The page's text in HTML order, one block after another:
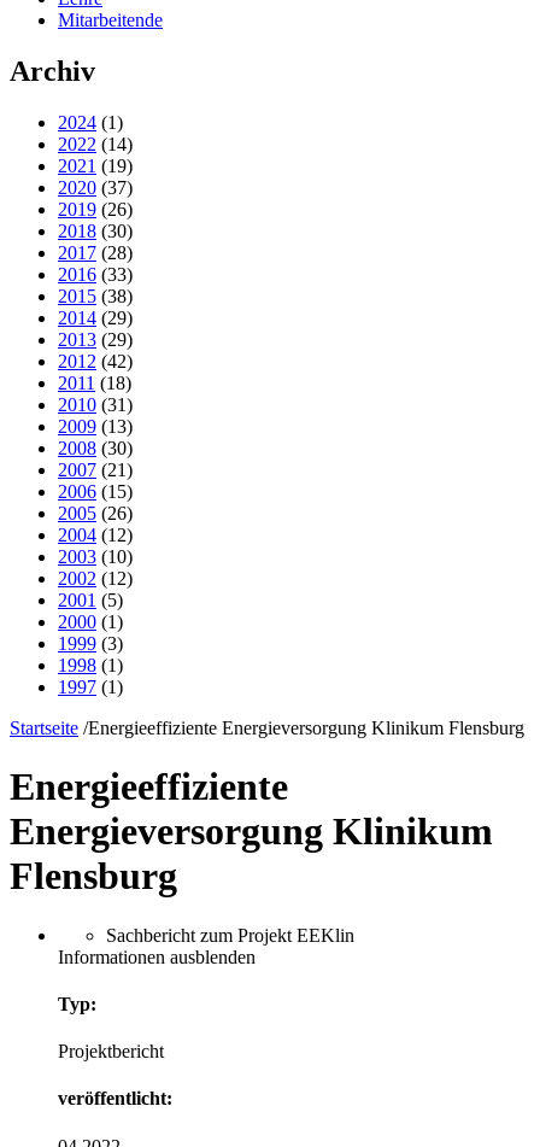
Mitarbeitende
Archiv
2024 (1)
2022 (14)
2021 (19)
2020 (37)
2019 (26)
2018 (30)
2017 (28)
2016 (33)
2015 (38)
2014 (29)
2013 (29)
2012 (42)
2011 (18)
2010 (31)
2009 (13)
2008 (30)
2007 (21)
2006 (15)
2005 (26)
2004 (12)
2003 (10)
2002 (12)
2001 (5)
2000 (1)
1999 (3)
1998 (1)
1997 (1)
Startseite /Energieeffiziente Energieversorgung Klinikum Flensburg
Energieeffiziente
Energieversorgung Klinikum
Flensburg
Sachbericht zum Projekt EEKlin
Informationen ausblenden
Typ:
Projektbericht
veröffentlicht: